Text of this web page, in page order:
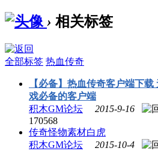
› 相关标签
全部标签 热血传奇
【必备】热血传奇客户端下
戏必备的客户端
积木GM论坛
2015-9-16
170568
传奇怪物素材白虎
积木GM论坛
2015-10-4